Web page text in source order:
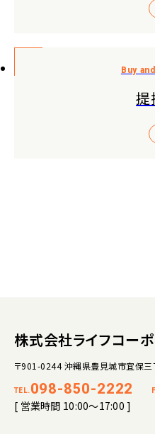
提
株式会社ライフコー
〒901-0244 沖縄県豊見城市宜保三
TEL. 098-850-2222
[ 営業時間 10:00～17:00 ]